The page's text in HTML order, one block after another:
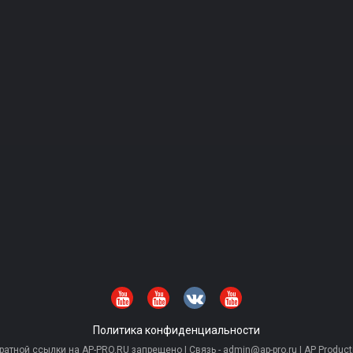
Политика конфиденциальности
ссылки на AP-PRO.RU запрещено | Связь - admin@ap-pro.ru | AP